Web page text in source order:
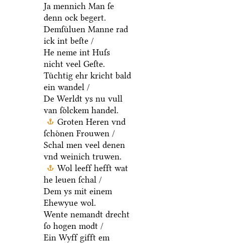
Ja mennich Man ſe
denn ock begert.
Demſuͤluen Manne rad
ick int beſte /
He neme int Huſs
nicht veel Geſte.
Tuͤchtig ehr kricht bald
ein wandel /
De Werldt ys nu vull
van ſoͤlckem handel.
Groten Heren vnd
ſchoͤnen Frouwen /
Schal men veel denen
vnd weinich truwen.
Wol leeff hefft wat
he leuen ſchal /
Dem ys mit einem
Ehewyue wol.
Wente nemandt drecht
ſo hogen modt /
Ein Wyff gifft em